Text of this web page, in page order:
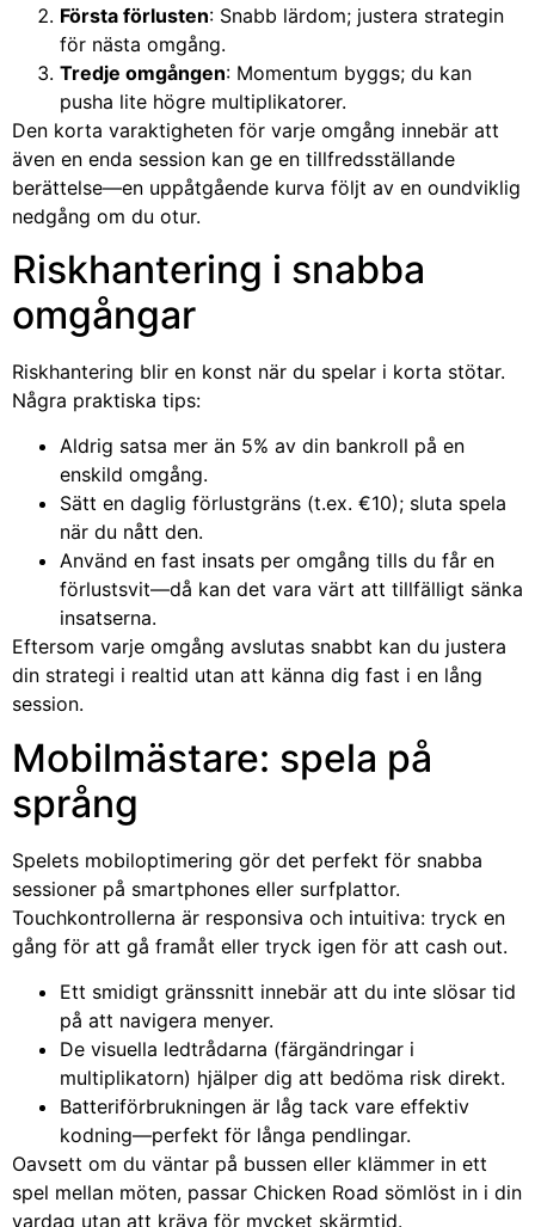
Första förlusten: Snabb lärdom; justera strategin
för nästa omgång.
Tredje omgången: Momentum byggs; du kan
pusha lite högre multiplikatorer.
Den korta varaktigheten för varje omgång innebär att
även en enda session kan ge en tillfredsställande
berättelse—en uppåtgående kurva följt av en oundviklig
nedgång om du otur.
Riskhantering i snabba
omgångar
Riskhantering blir en konst när du spelar i korta stötar.
Några praktiska tips:
Aldrig satsa mer än 5% av din bankroll på en
enskild omgång.
Sätt en daglig förlustgräns (t.ex. €10); sluta spela
när du nått den.
Använd en fast insats per omgång tills du får en
förlustsvit—då kan det vara värt att tillfälligt sänka
insatserna.
Eftersom varje omgång avslutas snabbt kan du justera
din strategi i realtid utan att känna dig fast i en lång
session.
Mobilmästare: spela på
språng
Spelets mobiloptimering gör det perfekt för snabba
sessioner på smartphones eller surfplattor.
Touchkontrollerna är responsiva och intuitiva: tryck en
gång för att gå framåt eller tryck igen för att cash out.
Ett smidigt gränssnitt innebär att du inte slösar tid
på att navigera menyer.
De visuella ledtrådarna (färgändringar i
multiplikatorn) hjälper dig att bedöma risk direkt.
Batteriförbrukningen är låg tack vare effektiv
kodning—perfekt för långa pendlingar.
Oavsett om du väntar på bussen eller klämmer in ett
spel mellan möten, passar Chicken Road sömlöst in i din
vardag utan att kräva för mycket skärmtid.